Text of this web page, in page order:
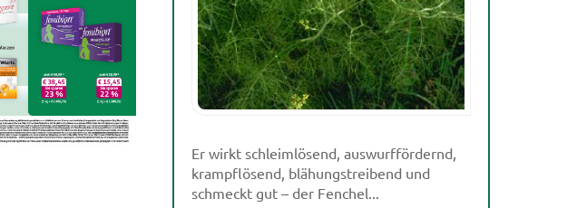
Er wirkt schleimlösend, auswurffördernd,
krampflösend, blähungstreibend und
schmeckt gut – der Fenchel...